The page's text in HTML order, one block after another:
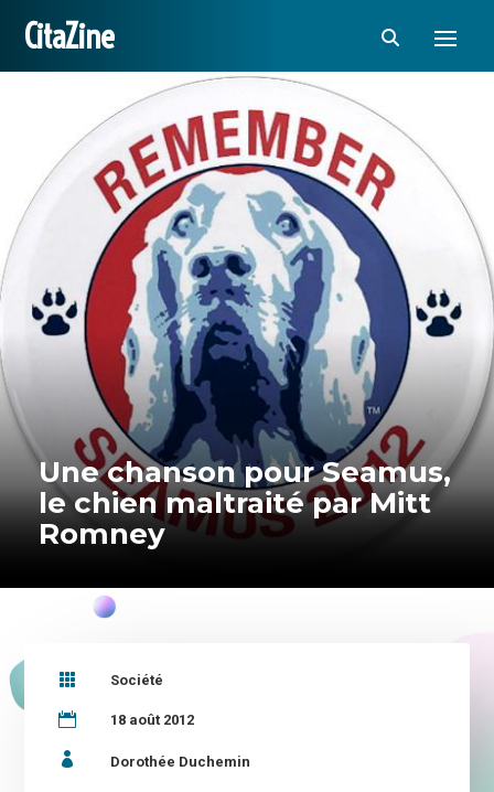
CitaZine
Une chanson pour Seamus,
le chien maltraité par Mitt
Romney
 Société
 18 août 2012
 Dorothée Duchemin